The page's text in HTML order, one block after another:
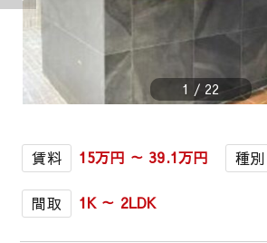
1 / 22
賃料 15万円 ～ 39.1万円 種別
間取 1K ～ 2LDK